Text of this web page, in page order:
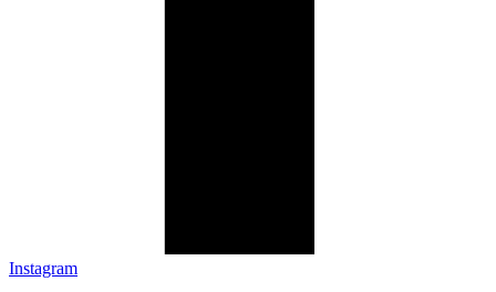
Instagram